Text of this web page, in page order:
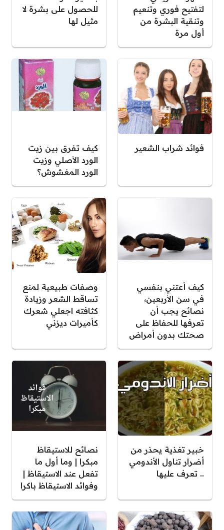
لتفتيح فوري وتنعيم
وتنقية البشرة من
أول مرة
للحصول على بشرة لا
مثيل لها
فوائد شراب الشعير
كيف تفرق بين زيت
الورد الأصلي وزيت
الورد المغشوش؟
كيف أعتني بنفسي
في سن الأربعين،
نصائح يجب أن
تعرفها للحفاظ على
صحتك بدون أمراض
وصفات طبيعية لمنع
تساقط الشعر وزيادة
كثافته اجعلي شعرك
كأميرات ديزني
خبير تغذية يحذر من
أضرار تناول الأندومي
.. تعرف عليها
نصائح للاستيقاظ
مبكرا | وما أول ما
تفعل عند الاستيقاظ |
وفوائد الاستيقاظ باكرا